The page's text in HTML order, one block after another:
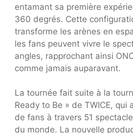
entamant sa première
360 degrés. Cette
transforme les arènes en
les fans peuvent vivre le
angles, rapprochant ainsi
comme jamais auparavant.
La tournée fait suite à la
Ready to Be » de TWICE, qui
de fans à travers 51
du monde. La nouvelle